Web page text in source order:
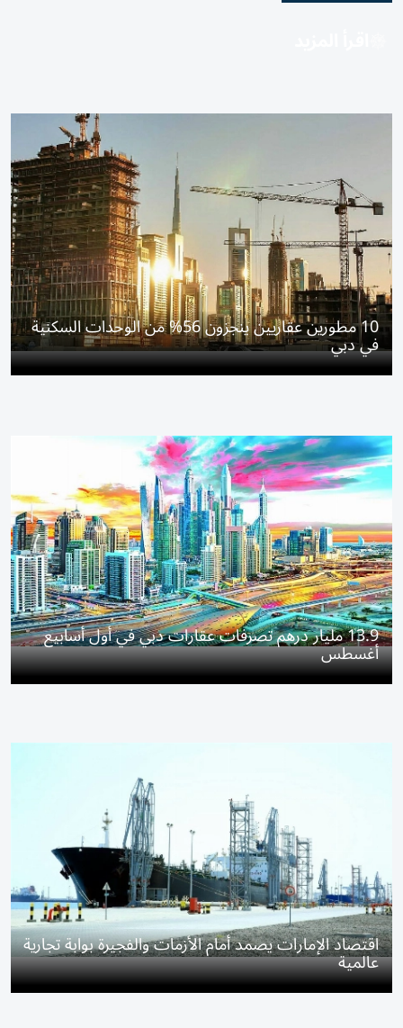
10 مطورين عقاريين ينجزون 56% من الوحدات السكنية
في دبي
13.9 مليار درهم تصرفات عقارات دبي في أول أسابيع
أغسطس
اقتصاد الإمارات يصمد أمام الأزمات والفجيرة بوابة تجارية
عالمية